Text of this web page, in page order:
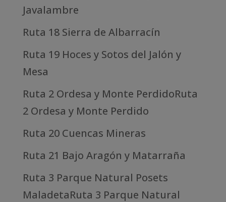
Javalambre
Ruta 18 Sierra de Albarracín
Ruta 19 Hoces y Sotos del Jalón y
Mesa
Ruta 2 Ordesa y Monte PerdidoRuta
2 Ordesa y Monte Perdido
Ruta 20 Cuencas Mineras
Ruta 21 Bajo Aragón y Matarraña
Ruta 3 Parque Natural Posets
MaladetaRuta 3 Parque Natural